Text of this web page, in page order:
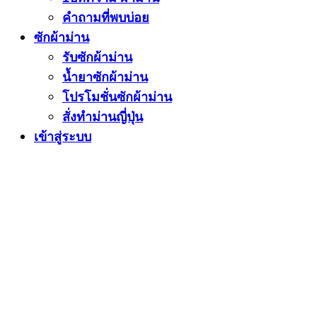
คำถามที่พบบ่อย
ซักผ้าม่าน
รับซักผ้าม่าน
น้ำยาซักผ้าม่าน
โปรโมชั่นซักผ้าม่าน
สั่งทำม่านญี่ปุ่น
เข้าสู่ระบบ